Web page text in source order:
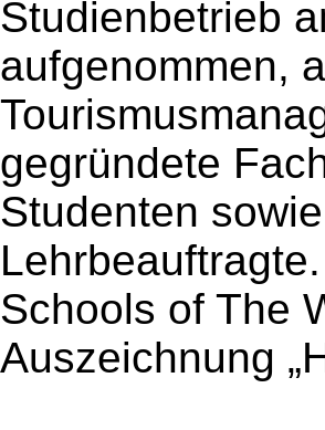
Studienbetrieb
aufgenommen,
gegründete
Studenten
Schools of The
Auszeichnung